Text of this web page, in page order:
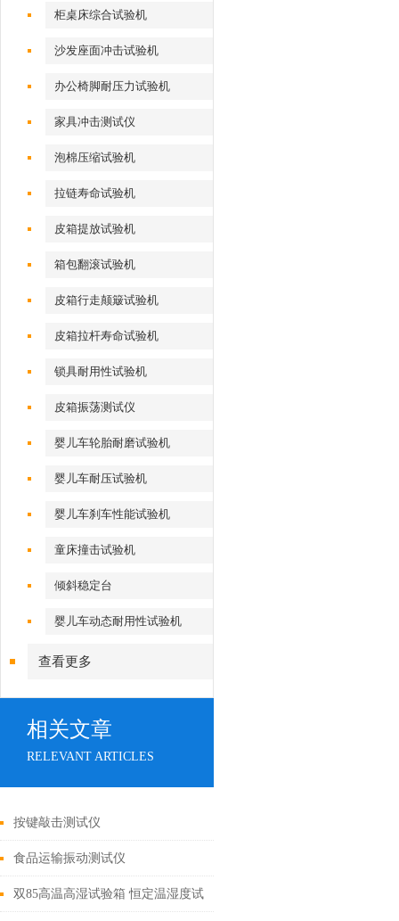
柜桌床综合试验机
沙发座面冲击试验机
办公椅脚耐压力试验机
家具冲击测试仪
泡棉压缩试验机
拉链寿命试验机
皮箱提放试验机
箱包翻滚试验机
皮箱行走颠簸试验机
皮箱拉杆寿命试验机
锁具耐用性试验机
皮箱振荡测试仪
婴儿车轮胎耐磨试验机
婴儿车耐压试验机
婴儿车刹车性能试验机
童床撞击试验机
倾斜稳定台
婴儿车动态耐用性试验机
查看更多
相关文章
RELEVANT ARTICLES
按键敲击测试仪
食品运输振动测试仪
双85高温高湿试验箱 恒定温湿度试